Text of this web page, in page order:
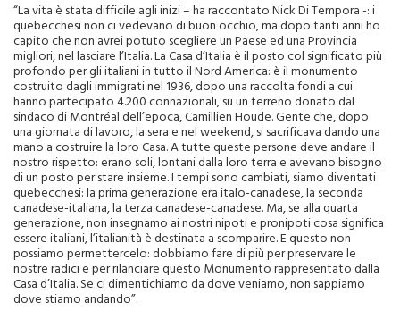
“La vita è stata difficile agli inizi – ha raccontato Nick Di Tempora -: i
quebecchesi non ci vedevano di buon occhio, ma dopo tanti anni ho
capito che non avrei potuto scegliere un Paese ed una Provincia
migliori, nel lasciare l’Italia. La Casa d’Italia è il posto col significato più
profondo per gli italiani in tutto il Nord America: è il monumento
costruito dagli immigrati nel 1936, dopo una raccolta fondi a cui
hanno partecipato 4.200 connazionali, su un terreno donato dal
sindaco di Montréal dell’epoca, Camillien Houde. Gente che, dopo
una giornata di lavoro, la sera e nel weekend, si sacrificava dando una
mano a costruire la loro Casa. A tutte queste persone deve andare il
nostro rispetto: erano soli, lontani dalla loro terra e avevano bisogno
di un posto per stare insieme. I tempi sono cambiati, siamo diventati
quebecchesi: la prima generazione era italo-canadese, la seconda
canadese-italiana, la terza canadese-canadese. Ma, se alla quarta
generazione, non insegnamo ai nostri nipoti e pronipoti cosa significa
essere italiani, l’italianità è destinata a scomparire. E questo non
possiamo permettercelo: dobbiamo fare di più per preservare le
nostre radici e per rilanciare questo Monumento rappresentato dalla
Casa d’Italia. Se ci dimentichiamo da dove veniamo, non sappiamo
dove stiamo andando”.